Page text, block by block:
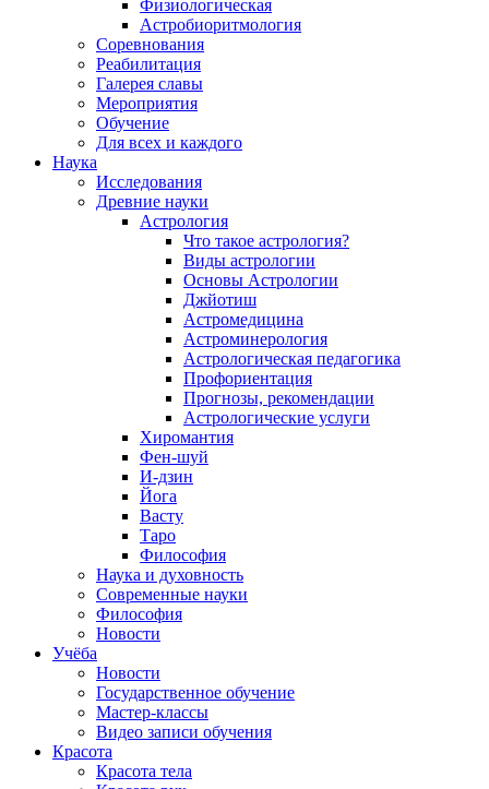
Физиологическая
Астробиоритмология
Соревнования
Реабилитация
Галерея славы
Мероприятия
Обучение
Для всех и каждого
Наука
Исследования
Древние науки
Астрология
Что такое астрология?
Виды астрологии
Основы Астрологии
Джйотиш
Астромедицина
Астроминерология
Астрологическая педагогика
Профориентация
Прогнозы, рекомендации
Астрологические услуги
Хиромантия
Фен-шуй
И-дзин
Йога
Васту
Таро
Философия
Наука и духовность
Современные науки
Философия
Новости
Учёба
Новости
Государственное обучение
Мастер-классы
Видео записи обучения
Красота
Красота тела